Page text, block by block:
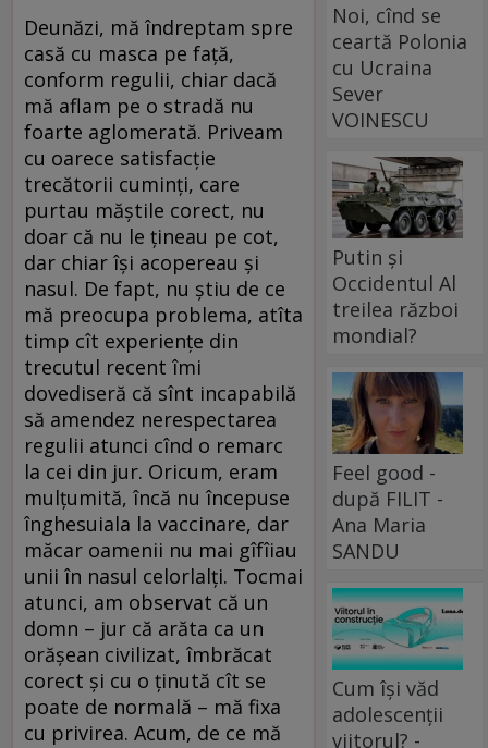
Deunăzi, mă îndreptam spre
casă cu masca pe față,
conform regulii, chiar dacă
mă aflam pe o stradă nu
foarte aglomerată. Priveam
cu oarece satisfacție
trecătorii cuminți, care
purtau măștile corect, nu
doar că nu le țineau pe cot,
dar chiar își acopereau și
nasul. De fapt, nu știu de ce
mă preocupa problema, atîta
timp cît experiențe din
trecutul recent îmi
dovediseră că sînt incapabilă
să amendez nerespectarea
regulii atunci cînd o remarc
la cei din jur. Oricum, eram
mulțumită, încă nu începuse
înghesuiala la vaccinare, dar
măcar oamenii nu mai gîfîiau
unii în nasul celorlalți. Tocmai
atunci, am observat că un
domn – jur că arăta ca un
orășean civilizat, îmbrăcat
corect și cu o ținută cît se
poate de normală – mă fixa
cu privirea. Acum, de ce mă
Noi, cînd se
ceartă Polonia
cu Ucraina
Sever
VOINESCU
Putin și
Occidentul Al
treilea război
mondial?
Feel good -
după FILIT -
Ana Maria
SANDU
Cum își văd
adolescenții
viitorul? -